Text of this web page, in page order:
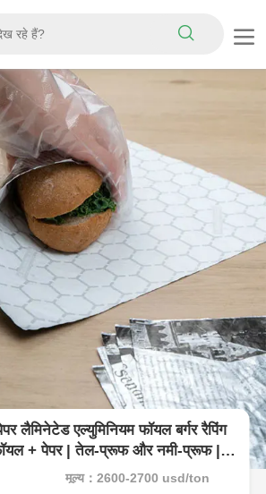
लैमिनेटेड एल्युमिनियम फॉयल बर्गर रैपिंग
+ पेपर | तेल-प्रूफ और नमी-प्रूफ |
अनुपालन करता हैमूल्य：2600-2700 usd/ton